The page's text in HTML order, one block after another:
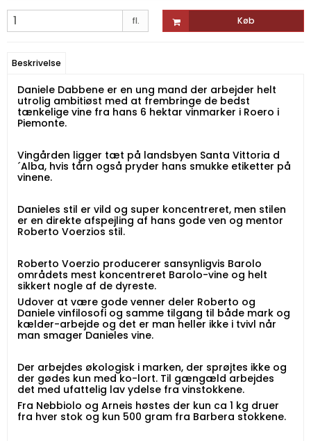
fl. Køb
Beskrivelse
Daniele Dabbene er en ung mand der arbejder helt
utrolig ambitiøst med at frembringe de bedst
tænkelige vine fra hans 6 hektar vinmarker i Roero i
Piemonte.
Vingården ligger tæt på landsbyen Santa Vittoria d
´Alba, hvis tårn også pryder hans smukke etiketter på
vinene.
Danieles stil er vild og super koncentreret, men stilen
er en direkte afspejling af hans gode ven og mentor
Roberto Voerzios stil.
Roberto Voerzio producerer sansynligvis Barolo
områdets mest koncentreret Barolo-vine og helt
sikkert nogle af de dyreste.
Udover at være gode venner deler Roberto og
Daniele vinfilosofi og samme tilgang til både mark og
kælder-arbejde og det er man heller ikke i tvivl når
man smager Danieles vine.
Der arbejdes økologisk i marken, der sprøjtes ikke og
der gødes kun med ko-lort. Til gængæld arbejdes
det med ufattelig lav ydelse fra vinstokkene.
Fra Nebbiolo og Arneis høstes der kun ca 1 kg druer
fra hver stok og kun 500 gram fra Barbera stokkene.